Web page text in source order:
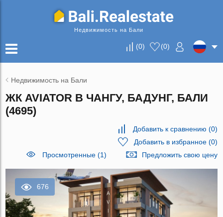
Недвижимость на Бали
(0) (0)
Недвижимость на Бали
ЖК AVIATOR В ЧАНГУ, БАДУНГ, БАЛИ
(4695)
Добавить к сравнению (0)
Добавить в избранное(0)
Просмотренные (1)
Предложить свою цену
676